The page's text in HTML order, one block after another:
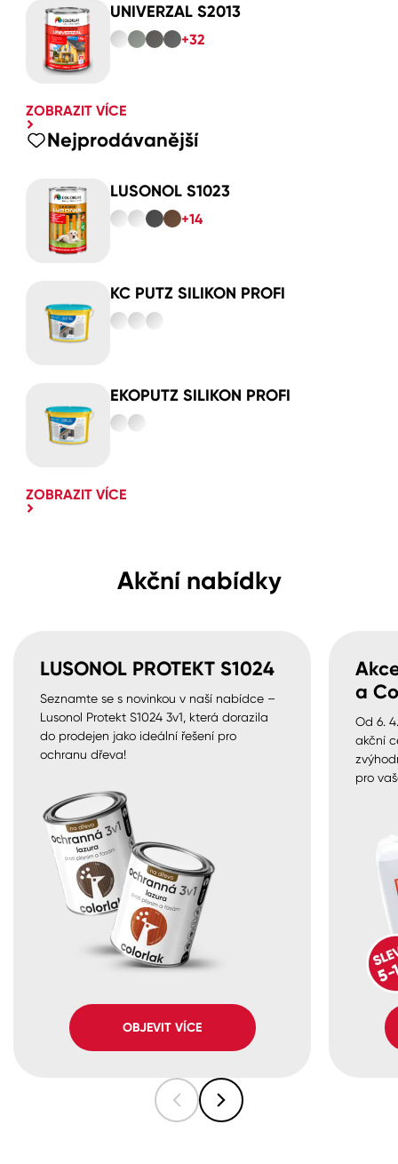
UNIVERZAL S2013
+32
ZOBRAZIT VÍCE
Nejprodávanější
LUSONOL S1023
+14
KC PUTZ SILIKON PROFI
EKOPUTZ SILIKON PROFI
ZOBRAZIT VÍCE
Akční nabídky
LUSONOL PROTEKT S1024
Seznamte se s novinkou v naší nabídce –
Lusonol Protekt S1024 3v1, která dorazila
do prodejen jako ideální řešení pro
ochranu dřeva!
OBJEVIT VÍCE
a
Od 6.
akční
pro